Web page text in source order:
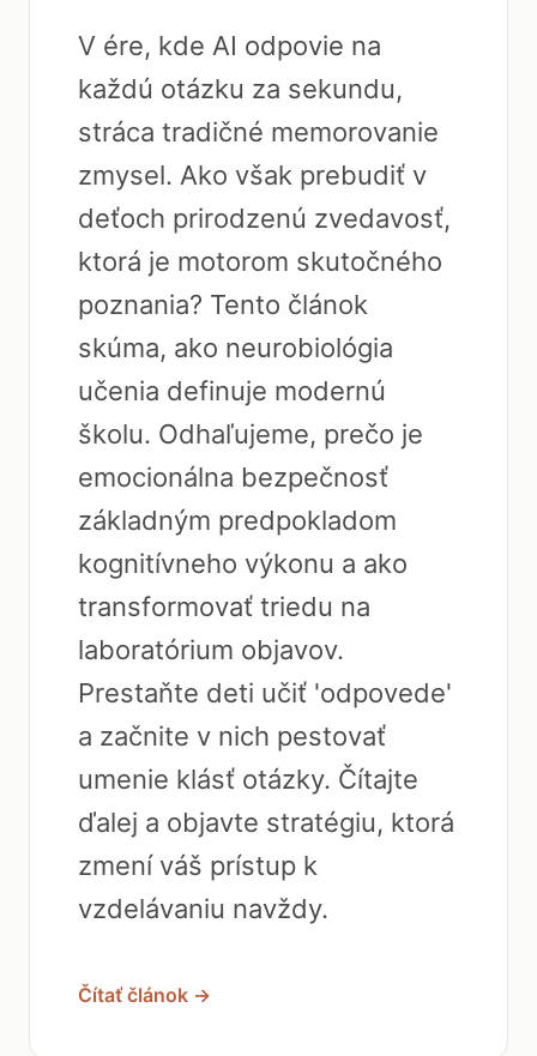
V ére, kde AI odpovie na
každú otázku za sekundu,
stráca tradičné memorovanie
zmysel. Ako však prebudiť v
deťoch prirodzenú zvedavosť,
ktorá je motorom skutočného
poznania? Tento článok
skúma, ako neurobiológia
učenia definuje modernú
školu. Odhaľujeme, prečo je
emocionálna bezpečnosť
základným predpokladom
kognitívneho výkonu a ako
transformovať triedu na
laboratórium objavov.
Prestaňte deti učiť 'odpovede'
a začnite v nich pestovať
umenie klásť otázky. Čítajte
ďalej a objavte stratégiu, ktorá
zmení váš prístup k
vzdelávaniu navždy.
Čítať článok →